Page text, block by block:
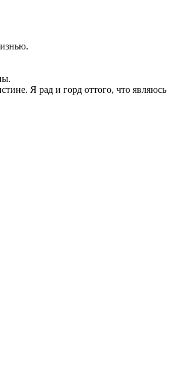
Я рад и горд оттого, что являюсь